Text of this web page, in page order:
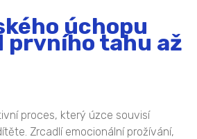
úchopu
prvního tahu až
proces, který úzce souvisí
Zrcadlí emocionální prožívání,